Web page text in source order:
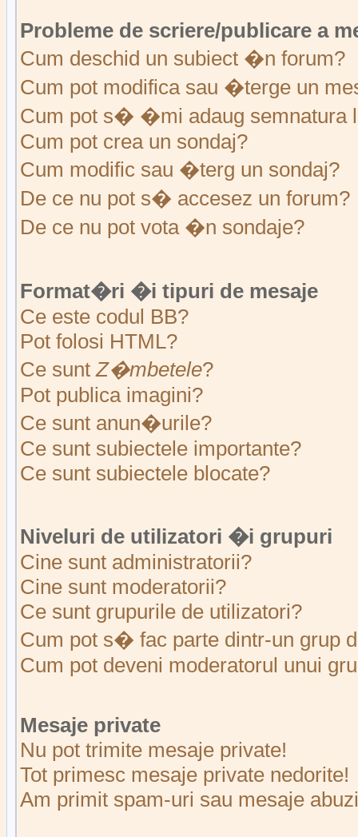
Probleme de scriere/publicare a
Cum deschid un subiect �n forum?
Cum pot modifica sau �terge un
Cum pot s� �mi adaug semnatura
Cum pot crea un sondaj?
Cum modific sau �terg un sondaj?
De ce nu pot s� accesez un forum?
De ce nu pot vota �n sondaje?
Format�ri �i tipuri de mesaje
Ce este codul BB?
Pot folosi HTML?
Ce suntZ�mbetele?
Pot publica imagini?
Ce sunt anun�urile?
Ce sunt subiectele importante?
Ce sunt subiectele blocate?
Niveluri de utilizatori �i grupuri
Cine sunt administratorii?
Cine sunt moderatorii?
Ce sunt grupurile de utilizatori?
Cum pot s� fac parte dintr-un grup
Cum pot deveni moderatorul unui
Mesaje private
Nu pot trimite mesaje private!
Tot primesc mesaje private nedorite!
Am primit spam-uri sau mesaje